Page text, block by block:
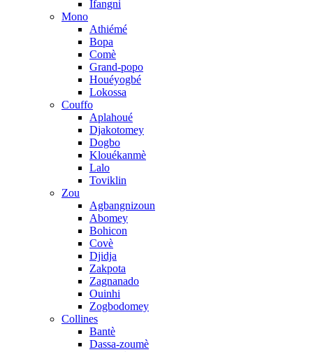
Ifangni
Mono
Athiémé
Bopa
Comè
Grand-popo
Houéyogbé
Lokossa
Couffo
Aplahoué
Djakotomey
Dogbo
Klouékanmè
Lalo
Toviklin
Zou
Agbangnizoun
Abomey
Bohicon
Covè
Djidja
Zakpota
Zagnanado
Ouinhi
Zogbodomey
Collines
Bantè
Dassa-zoumè